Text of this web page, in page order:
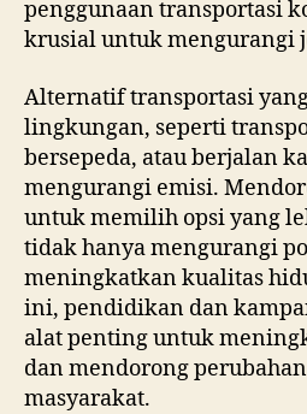
penggunaan transportasi
krusial untuk mengurangi
Alternatif transportasi
lingkungan, seperti
bersepeda, atau berjalan
mengurangi emisi.
untuk memilih opsi yang
tidak hanya mengurangi
meningkatkan kualitas
ini, pendidikan dan
alat penting untuk
dan mendorong
masyarakat.